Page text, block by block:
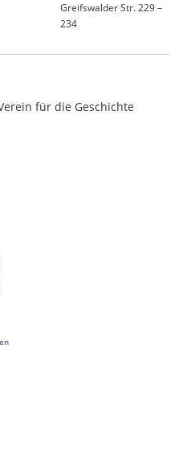
Greifswalder Str. 229 –
234
für die Geschichte